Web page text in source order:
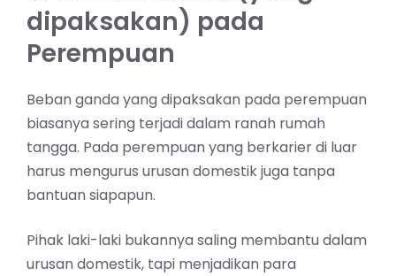
dipaksakan) pada
Perempuan
Beban ganda yang dipaksakan pada perempuan
biasanya sering terjadi dalam ranah rumah
tangga. Pada perempuan yang berkarier di luar
harus mengurus urusan domestik juga tanpa
bantuan siapapun.
Pihak laki-laki bukannya saling membantu dalam
urusan domestik, tapi menjadikan para